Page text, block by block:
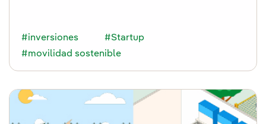
#inversiones
#Startup
#movilidad sostenible